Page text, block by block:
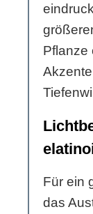
Pflanze
Für ein
das